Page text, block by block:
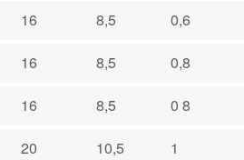
16 8,5 0,6
16 8,5 0,8
16 8,5 0 8
20 10,5 1